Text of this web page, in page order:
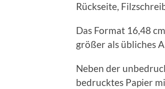
Rückseite,
Das Format 16,48
größer als übliches
Neben der
bedrucktes Papier